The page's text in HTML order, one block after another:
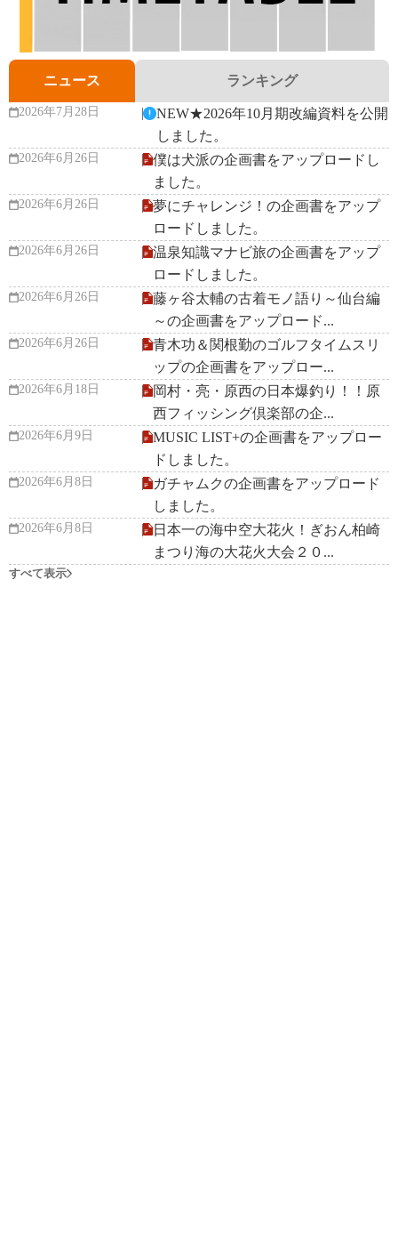
ニュース ランキング
2026年7月28日
NEW★2026年10月期改編資料を公開
しました。
2026年6月26日
僕は犬派の企画書をアップロードし
ました。
2026年6月26日
夢にチャレンジ！の企画書をアップ
ロードしました。
2026年6月26日
温泉知識マナビ旅の企画書をアップ
ロードしました。
2026年6月26日
藤ヶ谷太輔の古着モノ語り～仙台編
～の企画書をアップロード...
2026年6月26日
青木功＆関根勤のゴルフタイムスリ
ップの企画書をアップロー...
2026年6月18日
岡村・亮・原西の日本爆釣り！！原
西フィッシング倶楽部の企...
2026年6月9日
MUSIC LIST+の企画書をアップロー
ドしました。
2026年6月8日
ガチャムクの企画書をアップロード
しました。
2026年6月8日
日本一の海中空大花火！ぎおん柏崎
まつり海の大花火大会２０...
すべて表示